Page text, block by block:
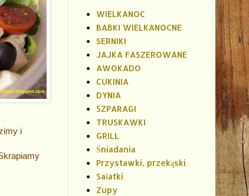
i
WIELKANOC
BABKI WIELKANOCNE
SERNIKI
JAJKA FASZEROWANE
AWOKADO
CUKINIA
DYNIA
SZPARAGI
TRUSKAWKI
GRILL
Śniadania
Przystawki, przekąski
Sałatki
Zupy